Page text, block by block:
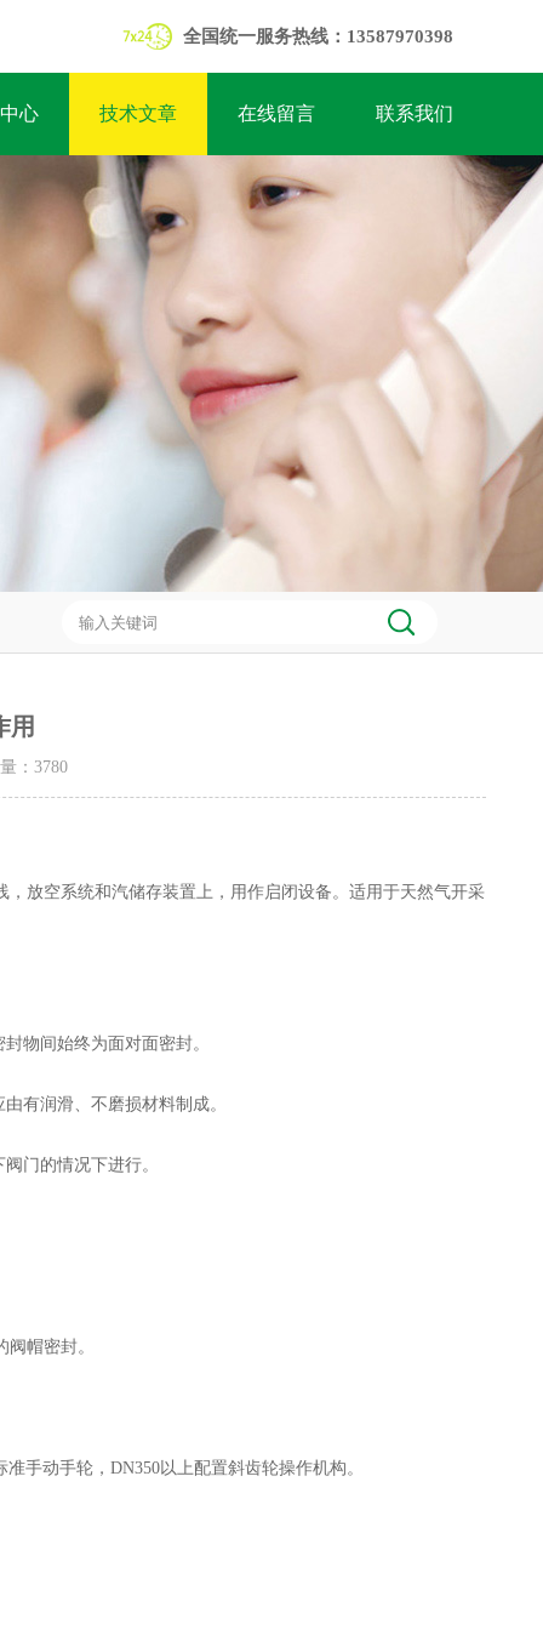
全国统一服务热线：13587970398
心 技术文章 在线留言 联系我们
用
： 3780
空系统和汽储存装置上，用作启闭设备。适用于天然气开采
物间始终为面对面密封。
有润滑、不磨损材料制成。
门的情况下进行。
帽密封。
动手轮，DN350以上配置斜齿轮操作机构。